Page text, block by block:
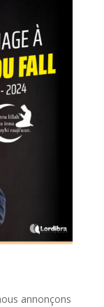
annonçons